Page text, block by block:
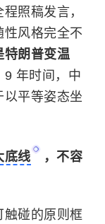
照稿发言，
风格完全不
特朗普变温
9 年时间，中
平等姿态坐
底线
，不容
碰的原则框